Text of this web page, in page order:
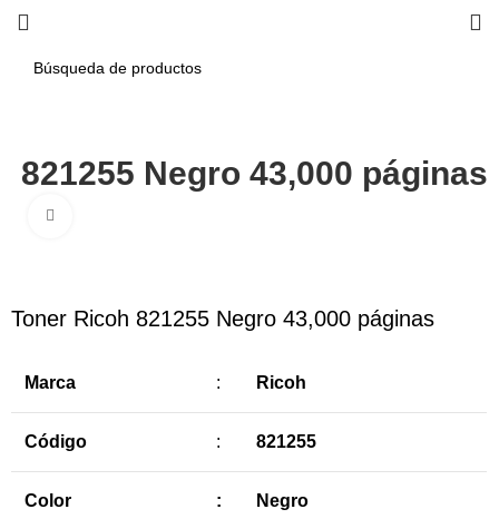
821255 Negro 43,000 páginas
Toner Ricoh 821255 Negro 43,000 páginas
Marca : Ricoh
Código : 821255
Color : Negro